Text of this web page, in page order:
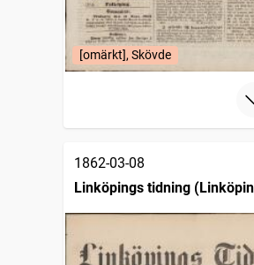
[omärkt], Skövde
1862-03-08
Linköpings tidning